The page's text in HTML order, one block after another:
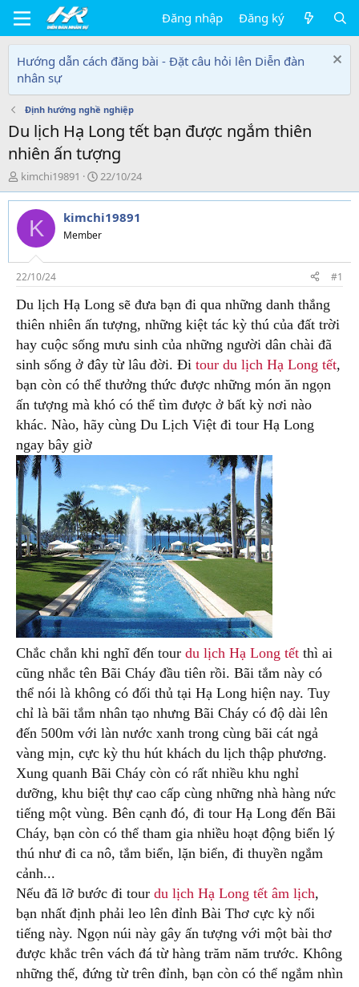
Đăng nhập Đăng ký
Hướng dẫn cách đăng bài - Đặt câu hỏi lên Diễn đàn
nhân sự
Định hướng nghề nghiệp
Du lịch Hạ Long tết bạn được ngắm thiên
nhiên ấn tượng
T
h
r
e
d
s
t
a
r
t
e
r
kimchi19891
N
g
à
y
g
i
22/10/24
K kimchi19891
Member
22/10/24 #1
Du lịch Hạ Long sẽ đưa bạn đi qua những danh thắng
thiên nhiên ấn tượng, những kiệt tác kỳ thú của đất trời
hay cuộc sống mưu sinh của những người dân chài đã
sinh sống ở đây từ lâu đời. Đi tour du lịch Hạ Long tết,
bạn còn có thể thưởng thức được những món ăn ngọn
ấn tượng mà khó có thể tìm được ở bất kỳ nơi nào
khác. Nào, hãy cùng Du Lịch Việt đi tour Hạ Long
ngay bây giờ
Chắc chắn khi nghĩ đến tour du lịch Hạ Long tết thì ai
cũng nhắc tên Bãi Cháy đầu tiên rồi. Bãi tắm này có
thể nói là không có đối thủ tại Hạ Long hiện nay. Tuy
chỉ là bãi tắm nhân tạo nhưng Bãi Cháy có độ dài lên
đến 500m với làn nước xanh trong cùng bãi cát ngả
vàng mịn, cực kỳ thu hút khách du lịch thập phương.
Xung quanh Bãi Cháy còn có rất nhiều khu nghỉ
dưỡng, khu biệt thự cao cấp cùng những nhà hàng nức
tiếng một vùng. Bên cạnh đó, đi tour Hạ Long đến Bãi
Cháy, bạn còn có thể tham gia nhiều hoạt động biển lý
thú như đi ca nô, tắm biển, lặn biển, đi thuyền ngắm
cảnh...
Nếu đã lỡ bước đi tour du lịch Hạ Long tết âm lịch,
bạn nhất định phải leo lên đỉnh Bài Thơ cực kỳ nổi
tiếng này. Ngọn núi này gây ấn tượng với một bài thơ
được khắc trên vách đá từ hàng trăm năm trước. Không
những thế, đứng từ trên đỉnh, bạn còn có thể ngắm nhìn